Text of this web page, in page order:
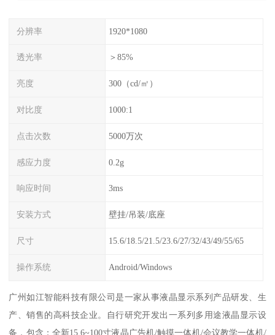
分辨率 1920*1080
透光率 ＞85%
亮度 300（cd/㎡）
对比度 1000:1
点击次数 5000万次
感应力度 0.2g
响应时间 3ms
安装方式 壁挂/吊装/底座
尺寸 15.6/18.5/21.5/23.6/27/32/43/49/55/65
操作系统 Android/Windows
广州如江智能科技有限公司是一家从事液晶显示系列产品研发、生
产、销售的高科技企业。自行研究开发出一系列多用途液晶显示设
备，包含：全新15.6~100寸液晶广告机/触摸一体机/会议教学一体机/